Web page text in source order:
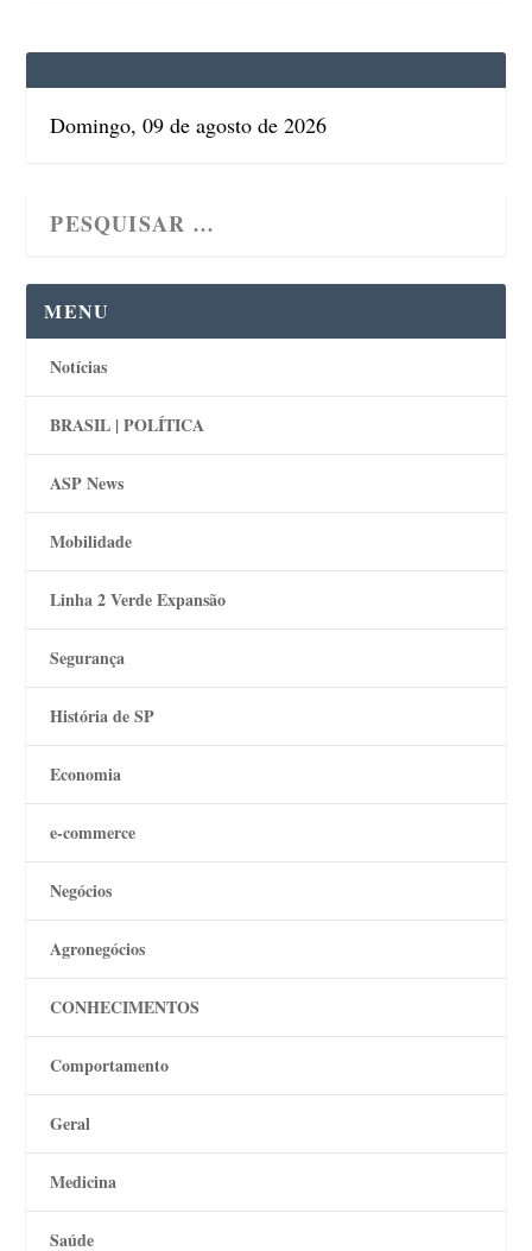
Domingo, 09 de agosto de 2026
MENU
Notícias
BRASIL | POLÍTICA
ASP News
Mobilidade
Linha 2 Verde Expansão
Segurança
História de SP
Economia
e-commerce
Negócios
Agronegócios
CONHECIMENTOS
Comportamento
Geral
Medicina
Saúde